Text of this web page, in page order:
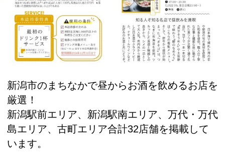
新潟市のまちなかで昼からお酒を飲めるお店を
厳選！
新潟駅前エリア、新潟駅南エリア、万代・万代
島エリア、古町エリア合計32店舗を掲載して
います。